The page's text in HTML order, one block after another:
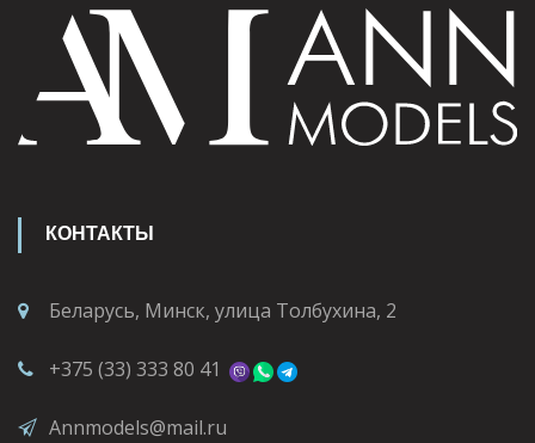
КОНТАКТЫ
Беларусь, Минск, улица Толбухина, 2
+375 (33) 333 80 41
Annmodels@mail.ru